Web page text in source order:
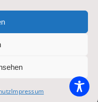
Impressum